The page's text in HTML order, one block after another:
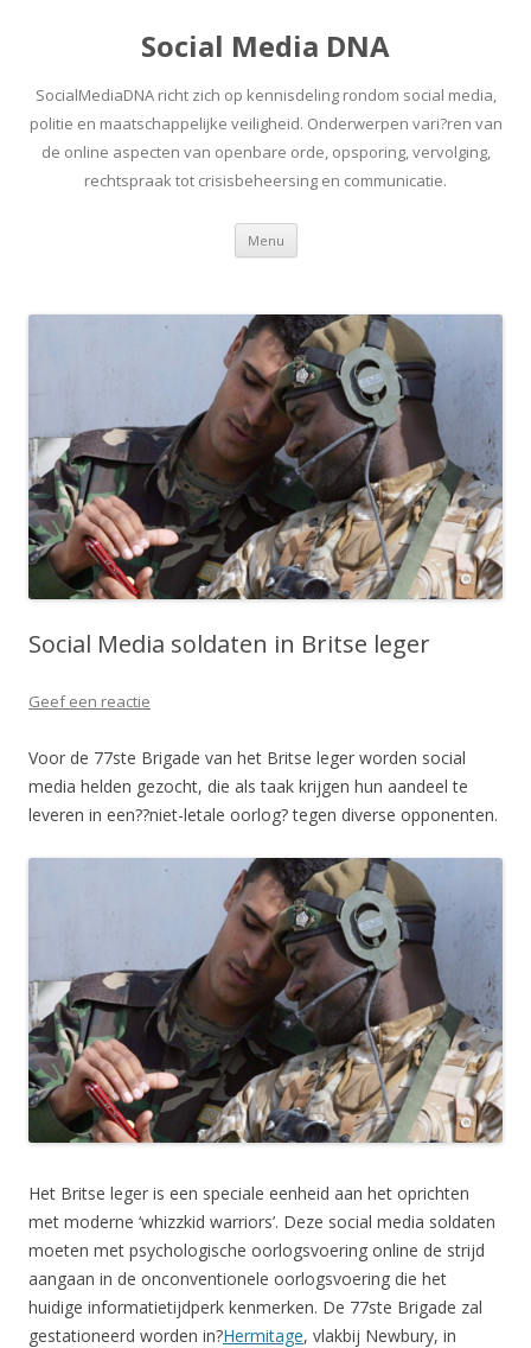
Social Media DNA
SocialMediaDNA richt zich op kennisdeling rondom social media,
politie en maatschappelijke veiligheid. Onderwerpen vari?ren van
de online aspecten van openbare orde, opsporing, vervolging,
rechtspraak tot crisisbeheersing en communicatie.
Menu Spring
inhoud
Social Media soldaten in Britse leger
Geef een reactie
Voor de 77ste Brigade van het Britse leger worden social
media helden gezocht, die als taak krijgen hun aandeel te
leveren in een??niet-letale oorlog? tegen diverse opponenten.
Het Britse leger is een speciale eenheid aan het oprichten
met moderne ‘whizzkid warriors’. Deze social media soldaten
moeten met psychologische oorlogsvoering online de strijd
aangaan in de onconventionele oorlogsvoering die het
huidige informatietijdperk kenmerken. De 77ste Brigade zal
gestationeerd worden in?Hermitage, vlakbij Newbury, in